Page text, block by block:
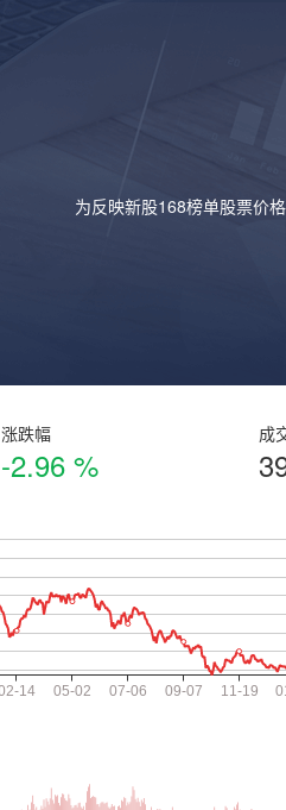
为反映新股168榜单股票价
涨跌幅
-2.96 %
成